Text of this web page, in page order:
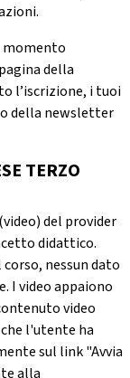
momento
della
l’iscrizione, i tuoi
della newsletter
TERZO
del provider
didattico.
nessun dato
I video appaiono
video
l'utente ha
sul link "Avvia
alla